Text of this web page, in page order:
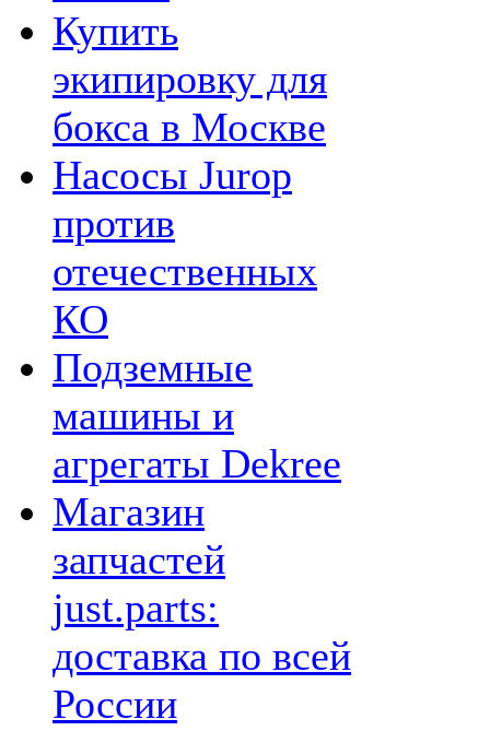
Купить
экипировку для
бокса в Москве
Насосы Jurop
против
отечественных
КО
Подземные
машины и
агрегаты Dekree
Магазин
запчастей
just.parts:
доставка по всей
России